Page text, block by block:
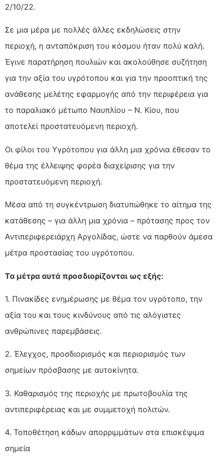
2/10/22.
Σε μια μέρα με πολλές άλλες εκδηλώσεις στην
περιοχή, η ανταπόκριση του κόσμου ήταν πολύ καλή.
Έγινε παρατήρηση πουλιών και ακολούθησε συζήτηση
για την αξία του υγρότοπου και για την προοπτική της
ανάθεσης μελέτης εφαρμογής από την περιφέρεια για
το παραλιακό μέτωπο Ναυπλίου – Ν. Κίου, που
αποτελεί προστατευόμενη περιοχή.
Οι φίλοι του Υγρότοπου για άλλη μια χρόνια έθεσαν το
θέμα της έλλειψης φορέα διαχείρισης για την
προστατευόμενη περιοχή.
Μέσα από τη συγκέντρωση διατυπώθηκε το αίτημα της
κατάθεσης – για άλλη μια χρόνια – πρότασης προς τον
Αντιπεριφερειάρχη Αργολίδας, ώστε να παρθούν άμεσα
μέτρα προστασίας του υγρότοπου.
Τα μέτρα αυτά προσδιορίζονται ως εξής:
1. Πινακίδες ενημέρωσης με θέμα τον υγρότοπο, την
αξία του και τους κινδύνους από τις αλόγιστες
ανθρώπινες παρεμβάσεις.
2. Έλεγχος, προσδιορισμός και περιορισμός των
σημείων πρόσβασης με αυτοκίνητα.
3. Καθαρισμός της περιοχής με πρωτοβουλία της
αντιπεριφέρειας και με συμμετοχή πολιτών.
4. Τοποθέτηση κάδων απορριμμάτων στα επισκέψιμα
σημεία